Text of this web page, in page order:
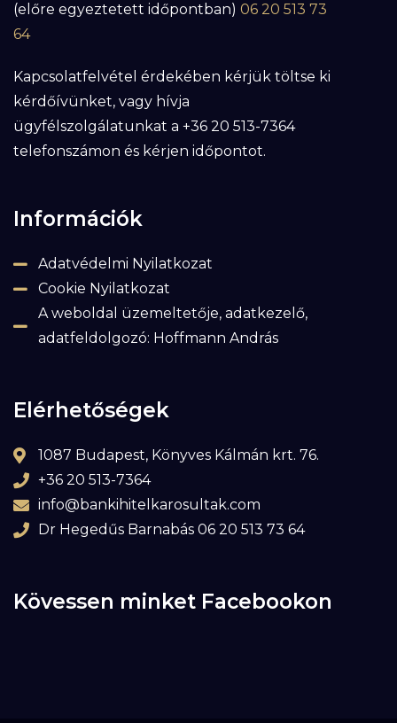
(előre egyeztetett időpontban) 06 20 513 73
64
Kapcsolatfelvétel érdekében kérjük töltse ki
kérdőívünket, vagy hívja
ügyfélszolgálatunkat a +36 20 513-7364
telefonszámon és kérjen időpontot.
Információk
Adatvédelmi Nyilatkozat
Cookie Nyilatkozat
A weboldal üzemeltetője, adatkezelő,
adatfeldolgozó: Hoffmann András
Elérhetőségek
1087 Budapest, Könyves Kálmán krt. 76.
+36 20 513-7364
info@bankihitelkarosultak.com
Dr Hegedűs Barnabás 06 20 513 73 64
Kövessen minket Facebookon